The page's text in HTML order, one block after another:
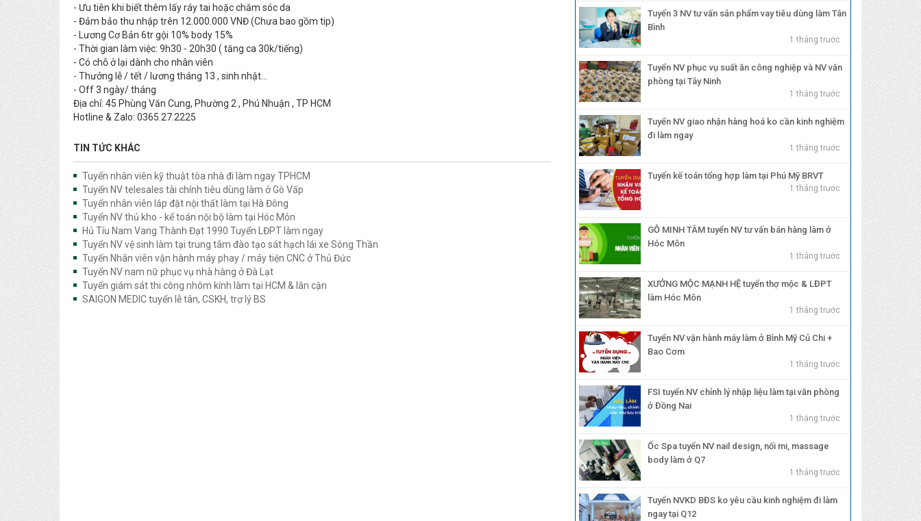
- Ưu tiên khi biết thêm lấy ráy tai hoặc chăm sóc da
- Đảm bảo thu nhập trên 12.000.000 VNĐ (Chưa bao gồm tip)
- Lương Cơ Bản 6tr gội 10% body 15%
- Thời gian làm việc: 9h30 - 20h30 ( tăng ca 30k/tiếng)
- Có chỗ ở lại dành cho nhân viên
- Thưởng lễ / tết / lương tháng 13 , sinh nhật…
- Off 3 ngày/ tháng
Địa chỉ: 45 Phùng Văn Cung, Phường 2 , Phú Nhuận , TP HCM
Hotline & Zalo: 0365.27.2225
TIN TỨC KHÁC
Tuyển nhân viên kỹ thuật tòa nhà đi làm ngay TPHCM
Tuyển NV telesales tài chính tiêu dùng làm ở Gò Vấp
Tuyển nhân viên lắp đặt nội thất làm tại Hà Đông
Tuyển NV thủ kho - kế toán nội bộ làm tại Hóc Môn
Hủ Tíu Nam Vang Thành Đạt 1990 Tuyển LĐPT làm ngay
Tuyển NV vệ sinh làm tại trung tâm đào tạo sát hạch lái xe Sóng Thần
Tuyển Nhân viên vận hành máy phay / máy tiện CNC ở Thủ Đức
Tuyển NV nam nữ phục vụ nhà hàng ở Đà Lạt
Tuyển giám sát thi công nhôm kính làm tại HCM & lân cận
SAIGON MEDIC tuyển lễ tân, CSKH, trợ lý BS
Tuyển 3 NV tư vấn sản phẩm vay tiêu dùng làm Tân
Bình
1 tháng trước
Tuyển NV phục vụ suất ăn công nghiệp và NV văn
phòng tại Tây Ninh
1 tháng trước
Tuyển NV giao nhận hàng hoá ko cần kinh nghiệm
đi làm ngay
1 tháng trước
Tuyển kế toán tổng hợp làm tại Phú Mỹ BRVT
1 tháng trước
GỖ MINH TÂM tuyển NV tư vấn bán hàng làm ở
Hóc Môn
1 tháng trước
XƯỞNG MỘC MẠNH HỆ tuyển thợ mộc & LĐPT
làm Hóc Môn
1 tháng trước
Tuyển NV vận hành máy làm ở Bình Mỹ Củ Chi +
Bao Cơm
1 tháng trước
FSI tuyển NV chỉnh lý nhập liệu làm tại văn phòng
ở Đồng Nai
1 tháng trước
Ốc Spa tuyển NV nail design, nối mi, massage
body làm ở Q7
1 tháng trước
Tuyển NVKD BĐS ko yêu cầu kinh nghiệm đi làm
ngay tại Q12